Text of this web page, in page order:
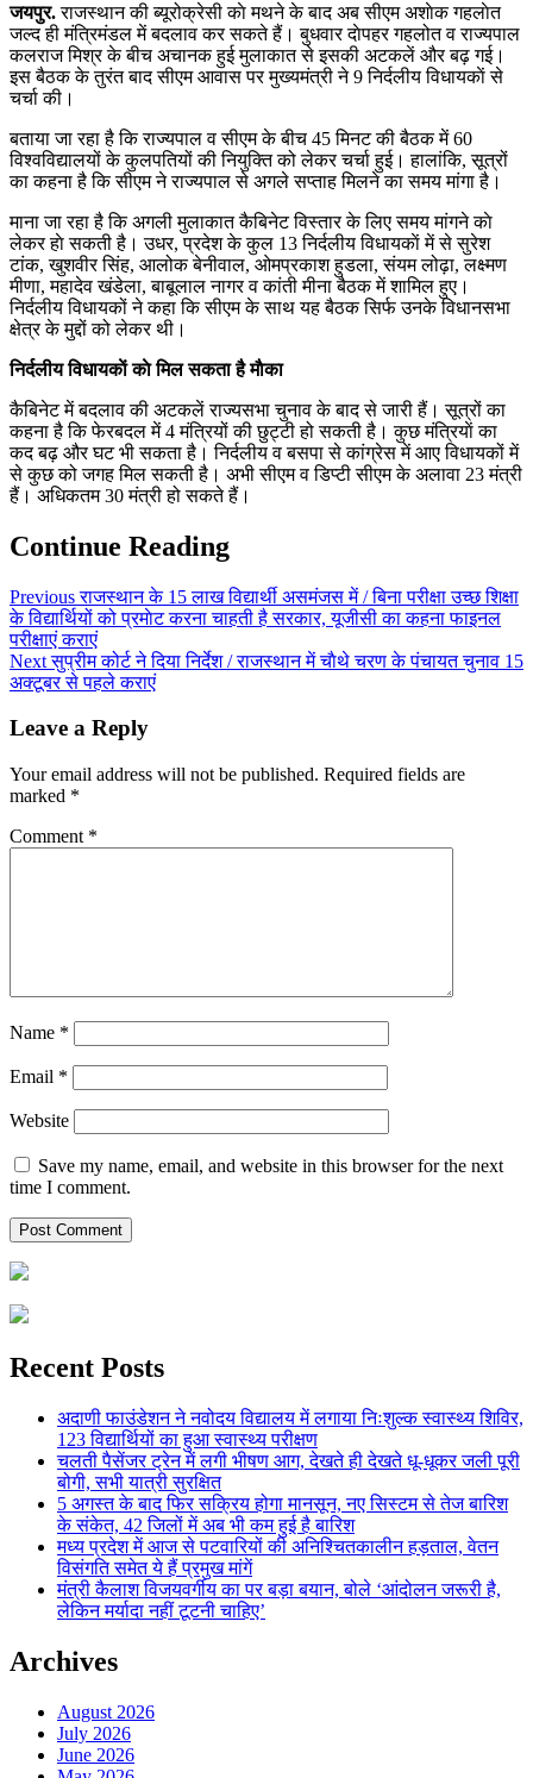
जयपुर.राजस्थान की ब्यूरोक्रेसी काे मथने के बाद अब सीएम अशाेक गहलाेत
जल्द ही मंत्रिमंडल में बदलाव कर सकते हैं। बुधवार दाेपहर गहलोत व राज्यपाल
कलराज मिश्र के बीच अचानक हुई मुलाकात से इसकी अटकलें और बढ़ गई।
इस बैठक के तुरंत बाद सीएम आवास पर मुख्यमंत्री ने 9 निर्दलीय विधायकाें से
चर्चा की।
बताया जा रहा है कि राज्यपाल व सीएम के बीच 45 मिनट की बैठक में 60
विश्वविद्यालयों के कुलपतियों की नियुक्ति को लेकर चर्चा हुई। हालांकि, सूत्रों
का कहना है कि सीएम ने राज्यपाल से अगले सप्ताह मिलने का समय मांगा है।
माना जा रहा है कि अगली मुलाकात कैबिनेट विस्तार के लिए समय मांगने काे
लेकर हाे सकती है। उधर, प्रदेश के कुल 13 निर्दलीय विधायकाें में से सुरेश
टांक, खुशवीर सिंह, आलोक बेनीवाल, ओमप्रकाश हुडला, संयम लोढ़ा, लक्ष्मण
मीणा, महादेव खंडेला, बाबूलाल नागर व कांती मीना बैठक में शामिल हुए।
निर्दलीय विधायकों ने कहा कि सीएम के साथ यह बैठक सिर्फ उनके विधानसभा
क्षेत्र के मुद्दों को लेकर थी।
निर्दलीय विधायकाें काे मिल सकता है माैका
कैबिनेट में बदलाव की अटकलें राज्यसभा चुनाव के बाद से जारी हैं। सूत्रों का
कहना है कि फेरबदल में 4 मंत्रियों की छुट्टी हो सकती है। कुछ मंत्रियाें का
कद बढ़ और घट भी सकता है। निर्दलीय व बसपा से कांग्रेस में आए विधायकों में
से कुछ को जगह मिल सकती है। अभी सीएम व डिप्टी सीएम के अलावा 23 मंत्री
हैं। अधिकतम 30 मंत्री हो सकते हैं।
Continue Reading
Previousराजस्थान के 15 लाख विद्यार्थी असमंजस में / बिना परीक्षा उच्छ शिक्षा
के विद्यार्थियों को प्रमाेट करना चाहती है सरकार, यूजीसी का कहना फाइनल
परीक्षाएं कराएं
Nextसुप्रीम कोर्ट ने दिया निर्देश / राजस्थान में चाैथे चरण के पंचायत चुनाव 15
अक्टूबर से पहले कराएं
Leave a Reply
Your email address will not be published. Required fields are
marked *
Comment *
Name *
Email *
Website
Save my name, email, and website in this browser for the next
time I comment.
Recent Posts
अदाणी फाउंडेशन ने नवोदय विद्यालय में लगाया निःशुल्क स्वास्थ्य शिविर,
123 विद्यार्थियों का हुआ स्वास्थ्य परीक्षण
चलती पैसेंजर ट्रेन में लगी भीषण आग, देखते ही देखते धू-धूकर जली पूरी
बोगी, सभी यात्री सुरक्षित
5 अगस्त के बाद फिर सक्रिय होगा मानसून, नए सिस्टम से तेज बारिश
के संकेत, 42 जिलों में अब भी कम हुई है बारिश
मध्य प्रदेश में आज से पटवारियों की अनिश्चितकालीन हड़ताल, वेतन
विसंगति समेत ये हैं प्रमुख मांगें
मंत्री कैलाश विजयवर्गीय का पर बड़ा बयान, बोले ‘आंदोलन जरूरी है,
लेकिन मर्यादा नहीं टूटनी चाहिए’
Archives
August 2026
July 2026
June 2026